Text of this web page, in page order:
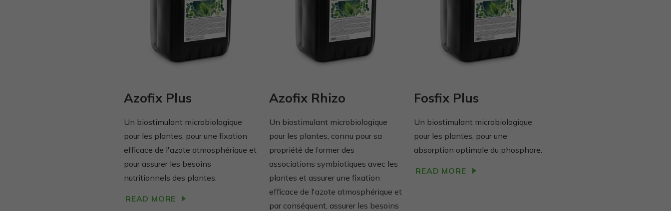
Azofix Plus
Un biostimulant microbiologique
pour les plantes, pour une fixation
efficace de l'azote atmosphérique et
pour assurer les besoins
nutritionnels des plantes.
READ MORE
Azofix Rhizo
Un biostimulant microbiologique
pour les plantes, connu pour sa
propriété de former des
associations symbiotiques avec les
plantes et assurer une fixation
efficace de l'azote atmosphérique et
par conséquent, assurer les besoins
Fosfix Plus
Un biostimulant microbiologique
pour les plantes, pour une
absorption optimale du phosphore.
READ MORE